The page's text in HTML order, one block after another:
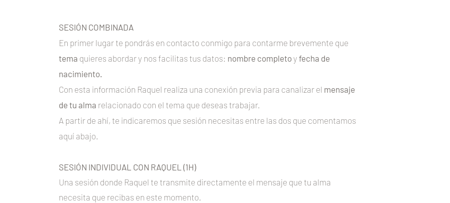
SESIÓN COMBINADA
En primer lugar te pondrás en contacto conmigo para contarme brevemente que
tema quieres abordar y nos facilitas tus datos: nombre completoy fecha de
nacimiento.
Con esta información Raquel realiza una conexión previa para canalizar el mensaje
de tu alma relacionado con el tema que deseas trabajar.
A partir de ahí, te indicaremos que sesión necesitas entre las dos que comentamos
aquí abajo.
SESIÓN INDIVIDUAL CON RAQUEL (1H)
Una sesión donde Raquel te transmite directamente el mensaje que tu alma
necesita que recibas en este momento.